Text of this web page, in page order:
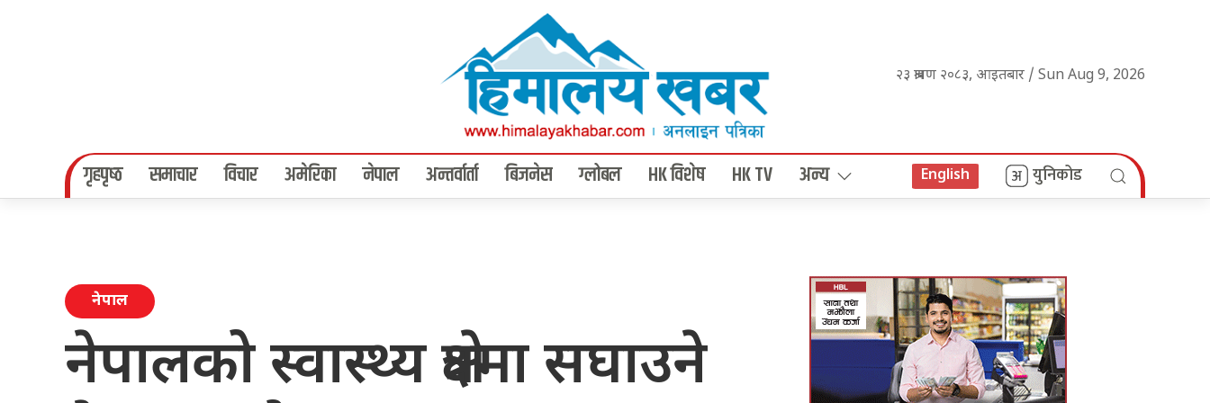
२३ श्रावण २०८३, आइतबार / Sun Aug 9, 2026
गृहपृष्‍ठ समाचार विचार अमेरिका नेपाल अन्तर्वार्ता बिजनेस ग्लोबल HK विशेष HK TV अन्य English युनिकोड
नेपाल
नेपालको स्वास्थ्य क्षेत्रमा सघाउने